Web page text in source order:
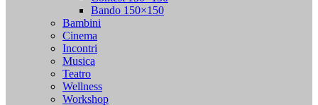
Bando 150×150
Bambini
Cinema
Incontri
Musica
Teatro
Wellness
Workshop